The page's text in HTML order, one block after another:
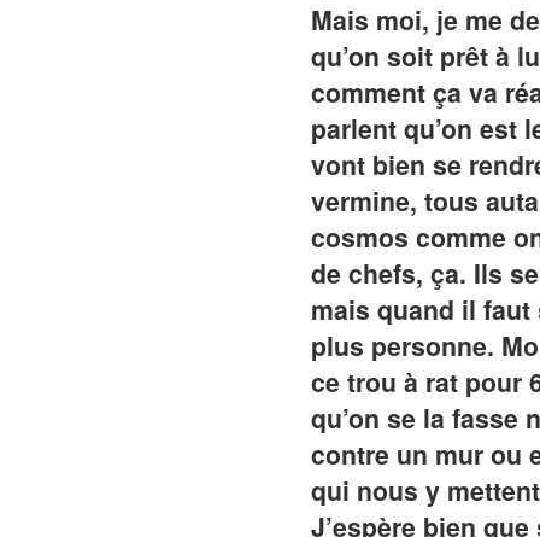
Mais moi, je me
qu’on soit prêt à
comment ça va
parlent qu’on est
vont bien se
vermine, tous
cosmos comme
de chefs, ça. Ils
mais quand il faut
plus personne.
ce trou à rat pour
qu’on se la fasse
contre un mur ou
qui nous y
J’espère bien